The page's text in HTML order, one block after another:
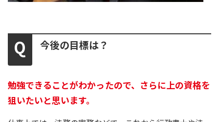
今後の目標は？
勉強できることがわかったので、さらに上の資格を
狙いたいと思います。